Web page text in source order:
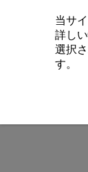
当サ
詳し
選択
す。